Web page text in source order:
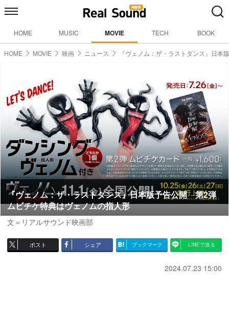
HOME MUSIC MOVIE TECH BOOK
HOME MOVIE 映画 ニュース 『ヴェノム：ザ・ラストダンス』日本
『ヴェノム：ザ・ラストダンス』日本版予告公開 第2弾
ムビチケ特典はヴェノムの指人形
文＝リアルサウンド映画部
ポスト シェア ブックマーク LINEで送る
2024.07.23 15:00